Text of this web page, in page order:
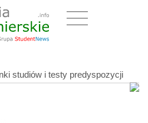
studiów i testy predyspozycji